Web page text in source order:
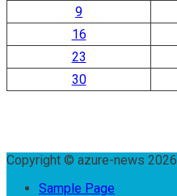
9
16
23
30
Copyright © azure-news 2026
Sample Page